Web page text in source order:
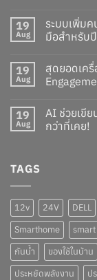
19
Aug
ระบบเพิ่ม
มือสำหรับ
19
Aug
สุดยอดเครื่
19
Aug
AI ช่วยเขี
กว่าที่เคย!
TAGS
12v 24V DELL
Smarthome
กันน้ำ
ของใช้ในบ้าน
ประหยัดพลังงาน
ป